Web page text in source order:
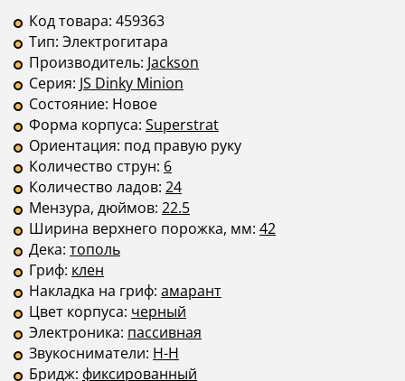
Код товара: 459363
Тип: Электрогитара
Производитель: Jackson
Серия: JS Dinky Minion
Состояние: Новое
Форма корпуса: Superstrat
Ориентация: под правую руку
Количество струн: 6
Количество ладов: 24
Мензура, дюймов: 22.5
Ширина верхнего порожка, мм: 42
Дека: тополь
Гриф: клен
Накладка на гриф: амарант
Цвет корпуса: черный
Электроника: пассивная
Звукосниматели: H-H
Бридж: фиксированный